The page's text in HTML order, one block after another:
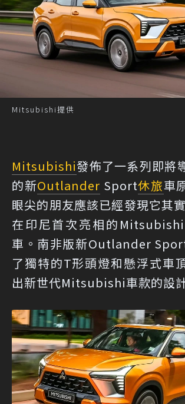
Mitsubishi提供
Mitsubishi發佈了一系列即將
的新Outlander Sport休旅車
眼尖的朋友應該已經發現它其
在印尼首次亮相的
車。南非版新Outlander
了獨特的T形頭燈和懸浮式車
出新世代Mitsubishi車款的設